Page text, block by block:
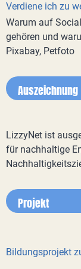
Verdiene ich zu
Warum auf
gehören und
Pixabay, Petfoto
Auszeichnung
LizzyNet ist
für nachhaltige
Projekt
Bildungsprojekt